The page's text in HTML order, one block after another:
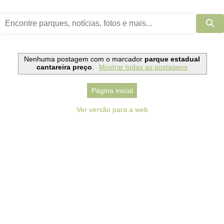
Nenhuma postagem com o marcador parque estadual
cantareira preço. Mostrar todas as postagens
Página inicial
Ver versão para a web